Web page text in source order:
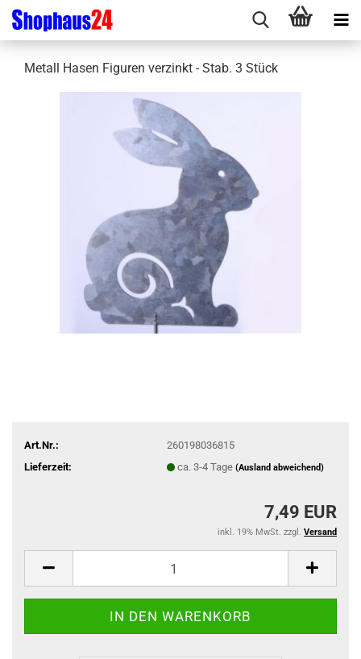
Metall Hasen Figuren verzinkt - Stab. 3 Stück
Art.Nr.:
260198036815
Lieferzeit:
ca. 3-4 Tage (Ausland abweichend)
7,49 EUR
inkl. 19% MwSt. zzgl. Versand